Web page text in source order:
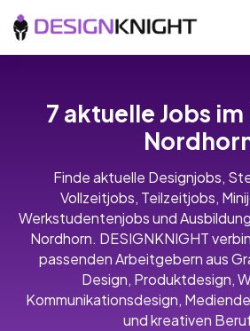
7 aktuelle Jobs im
Finde aktuelle Designjobs,
Vollzeitjobs, Teilzeitjobs,
Werkstudentenjobs und
Nordhorn. DESIGNKNIGHT
passenden Arbeitgebern aus
Design, Produktdesign,
Kommunikationsdesign,
und kreativen